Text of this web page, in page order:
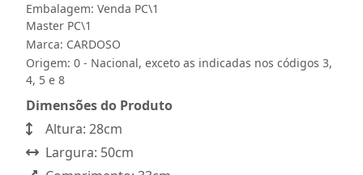
Embalagem: Venda PC\1
Master PC\1
Marca: CARDOSO
Origem: 0 - Nacional, exceto as indicadas nos códigos 3,
4, 5 e 8
Dimensões do Produto
Altura: 28cm
Largura: 50cm